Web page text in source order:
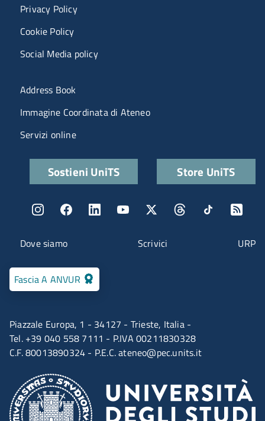
Piazzale Europa, 1 - 34127 - Trieste, Italia -
Tel. +39 040 558 7111 - P.IVA 00211830328
C.F. 80013890324 - P.E.C.ateneo@pec.units.it
Fascia A ANVUR
Menu contatti
Dove siamo Scrivici URP
Privacy Policy
Cookie Policy
Social Media policy
Menu portale
Address Book
Immagine Coordinata di Ateneo
Servizi online
Quick linksSostieni UniTS Store UniTS
Menu social